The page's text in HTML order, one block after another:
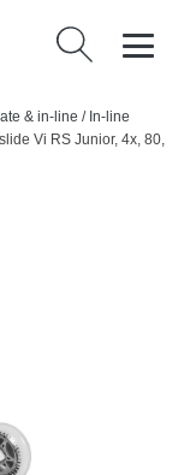
Vyhledávání
& in-line / In-line
Vi RS Junior, 4x, 80,